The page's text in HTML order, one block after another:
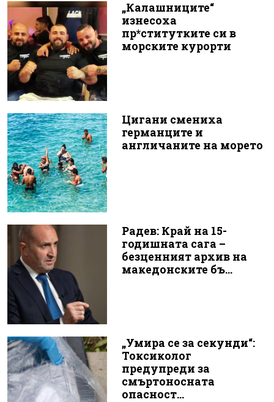
„Калашниците“
изнесоха
пр*ститутките си в
морските курорти
Цигани смениха
германците и
англичаните на морето
Радев: Край на 15-
годишната сага –
безценният архив на
македонските бъ...
„Умира се за секунди“:
Токсиколог
предупреди за
смъртоносната
опасност...